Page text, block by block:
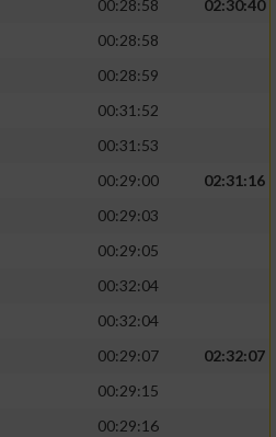
00:28:58
02:30:40
00:28:58
00:28:59
00:31:52
00:31:53
00:29:00
02:31:16
00:29:03
00:29:05
00:32:04
00:32:04
00:29:07
02:32:07
00:29:15
00:29:16
zur Auswahl
personalisierte